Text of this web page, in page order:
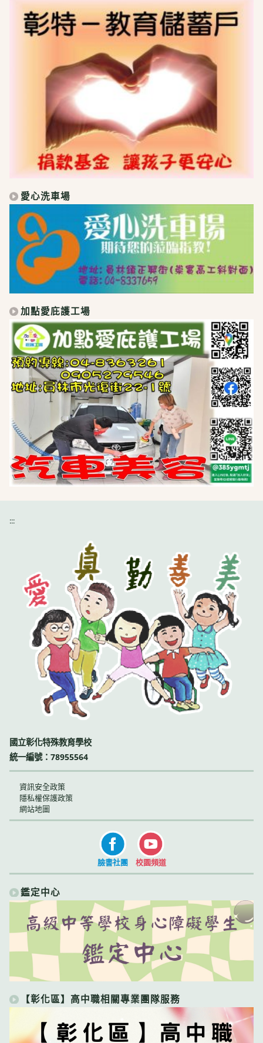
愛心洗車場
加點愛庇護工場
:::
國立彰化特殊教育學校
統一編號：78955564
資訊安全政策
隱私權保護政策
網站地圖
臉書社團 校園頻道
鑑定中心
【彰化區】高中職相關專業團隊服務